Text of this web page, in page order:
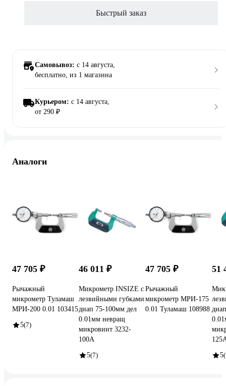
Быстрый заказ
Самовывоз: c 14 августа,
бесплатно, из 1 магазина
Курьером: c 14 августа,
от 290 ₽
Аналоги
47 705 ₽
Рычажный
микрометр Туламаш
МРИ-200 0.01 103415
5(7)
46 011 ₽
Микрометр INSIZE с
лезвийными губками
диап 75-100мм дел
0.01мм невращ
микровинт 3232-
100A
5(7)
47 705 ₽
Рычажный
микрометр МРИ-175
0.01 Туламаш 108988
51
5